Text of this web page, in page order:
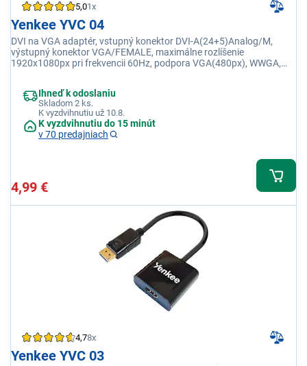
5,01x
Yenkee YVC 04
DVI na VGA adaptér, vstupný konektor DVI-A(24+5)Analog/M,
výstupný konektor VGA/FEMALE, maximálne rozlíšenie
1920x1080px pri frekvencii 60Hz, podpora VGA(480px), WWGA,
Ihneď k odoslaniu
Skladom 2 ks.
K vyzdvihnutiu už 10.8.
K vyzdvihnutiu do 15 minút
v 70 predajniach
4,99 €
4,78x
Yenkee YVC 03